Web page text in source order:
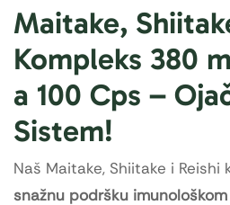
Maitake,
Kompleks 380
a 100 Cps –
Sistem!
Naš Maitake, Shiitake i Reishi
snažnu podršku